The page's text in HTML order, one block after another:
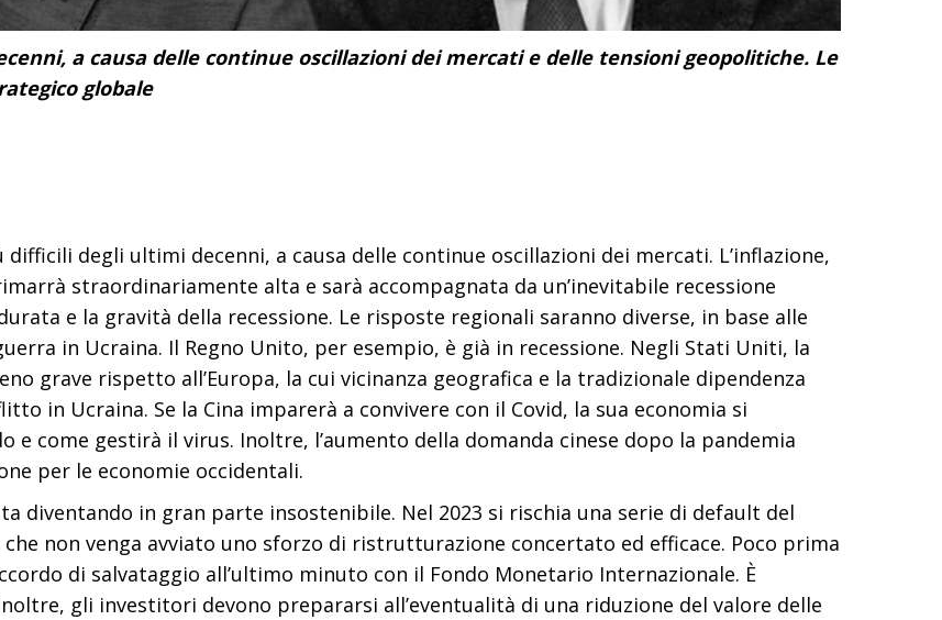
a causa delle continue oscillazioni dei mercati e delle tensioni geopolitiche. Le
globale
degli ultimi decenni, a causa delle continue oscillazioni dei mercati. L’inflazione,
straordinariamente alta e sarà accompagnata da un’inevitabile recessione
e la gravità della recessione. Le risposte regionali saranno diverse, in base alle
in Ucraina. Il Regno Unito, per esempio, è già in recessione. Negli Stati Uniti, la
grave rispetto all’Europa, la cui vicinanza geografica e la tradizionale dipendenza
in Ucraina. Se la Cina imparerà a convivere con il Covid, la sua economia si
e come gestirà il virus. Inoltre, l’aumento della domanda cinese dopo la pandemia
per le economie occidentali.
diventando in gran parte insostenibile. Nel 2023 si rischia una serie di default del
non venga avviato uno sforzo di ristrutturazione concertato ed efficace. Poco prima
di salvataggio all’ultimo minuto con il Fondo Monetario Internazionale. È
gli investitori devono prepararsi all’eventualità di una riduzione del valore delle